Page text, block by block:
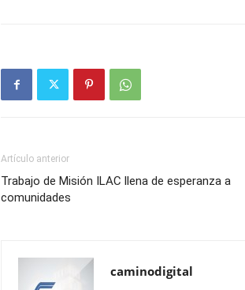
Artículo anterior
Trabajo de Misión ILAC llena de esperanza a
comunidades
caminodigital